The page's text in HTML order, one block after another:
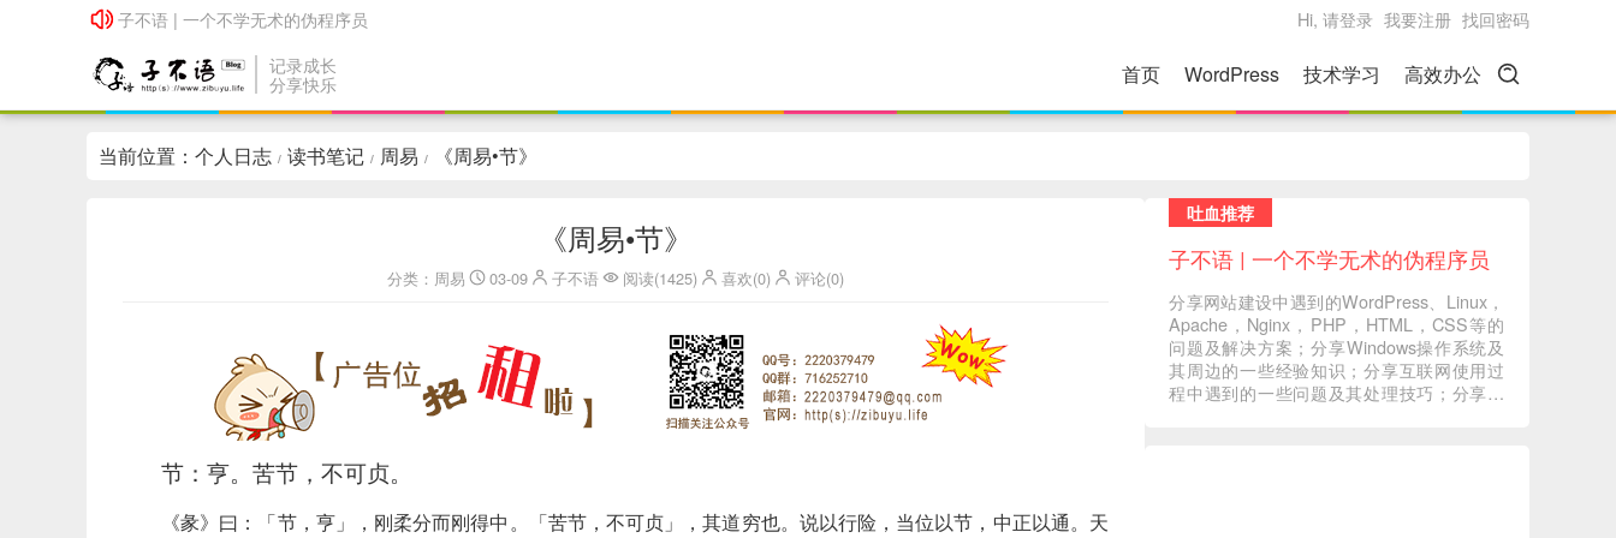
子不语 | 一个不学无术的伪程序员
Hi, 请登录 我要注册 找回密码
记录成长
分享快乐 首页 WordPress 技术学习 高效办公
当前位置： 个人日志 / 读书笔记 / 周易 / 《周易•节》
《周易•节》
分类： 周易 03-09 子不语 阅读(1425) 喜欢(0) 评论(0)
节：亨。苦节，不可贞。
《彖》曰：「节，亨」，刚柔分而刚得中。「苦节，不可贞」，其道穷也。说以行险，当位以节，中正以通。天
吐血推荐
子不语 | 一个不学无术的伪程序员
分享网站建设中遇到的WordPress、Linux，
Apache，Nginx，PHP，HTML，CSS等的
问题及解决方案；分享Windows操作系统及
其周边的一些经验知识；分享互联网使用过
程中遇到的一些问题及其处理技巧；分享一